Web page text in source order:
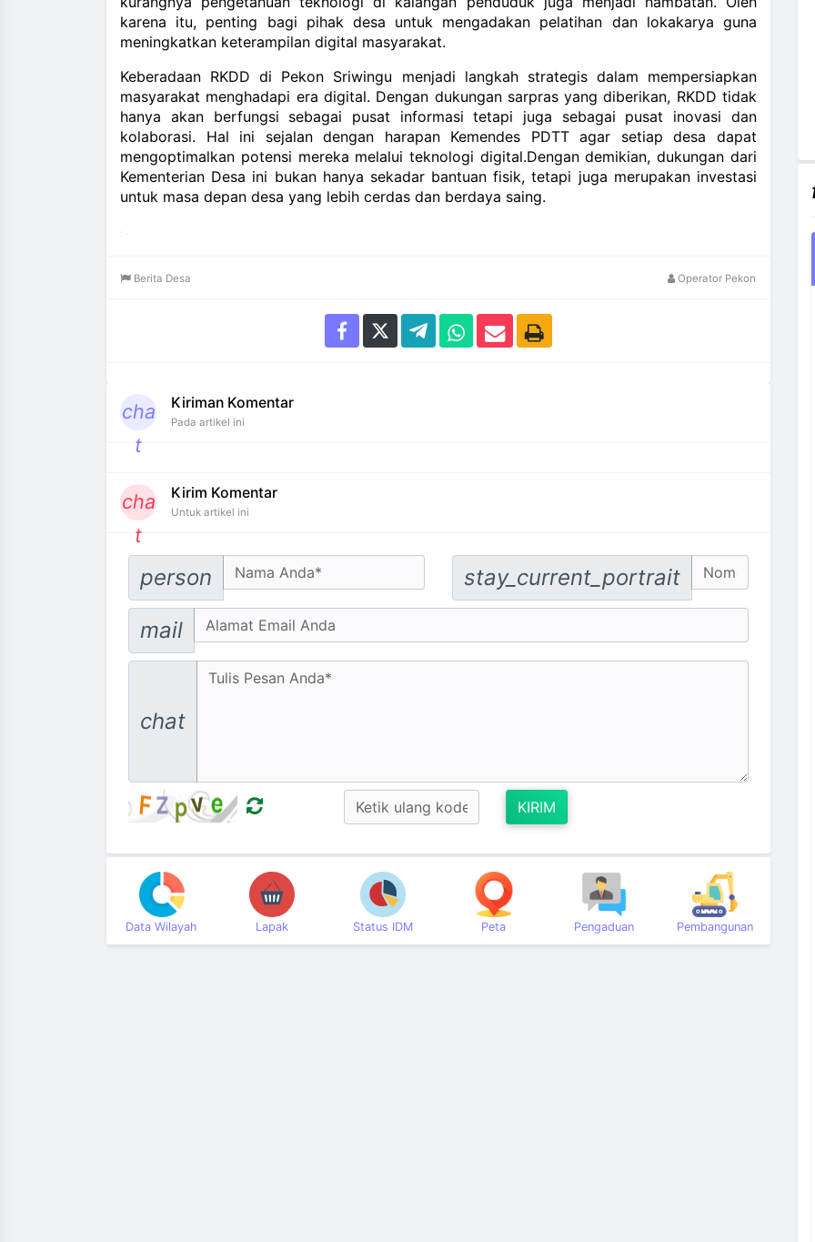
karena itu, penting bagi pihak desa untuk mengadakan pelatihan dan lokakarya guna
meningkatkan keterampilan digital masyarakat.
Keberadaan RKDD di Pekon Sriwingu menjadi langkah strategis dalam mempersiapkan
masyarakat menghadapi era digital. Dengan dukungan sarpras yang diberikan, RKDD tidak
hanya akan berfungsi sebagai pusat informasi tetapi juga sebagai pusat inovasi dan
kolaborasi. Hal ini sejalan dengan harapan Kemendes PDTT agar setiap desa dapat
mengoptimalkan potensi mereka melalui teknologi digital.Dengan demikian, dukungan dari
Kementerian Desa ini bukan hanya sekadar bantuan fisik, tetapi juga merupakan investasi
untuk masa depan desa yang lebih cerdas dan berdaya saing.
Berita Desa Operator Pekon
cha
t
Kiriman Komentar
Pada artikel ini
cha
t
Kirim Komentar
Untuk artikel ini
person stay_current_portrait
Email address
mail
chat
KIRIM
Data Wilayah Lapak Status IDM Peta Pengaduan Pembangunan